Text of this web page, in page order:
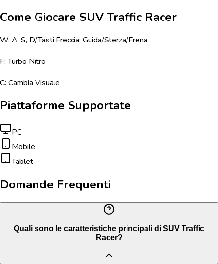
Come Giocare SUV Traffic Racer
W, A, S, D/Tasti Freccia: Guida/Sterza/Frena
F: Turbo Nitro
C: Cambia Visuale
Piattaforme Supportate
PC
Mobile
Tablet
Domande Frequenti
Quali sono le caratteristiche principali di SUV Traffic
Racer?